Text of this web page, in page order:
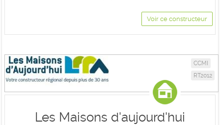
Voir ce constructeur
CCMI
RT2012
Les Maisons d'aujourd'hui